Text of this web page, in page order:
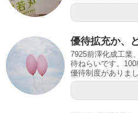
優待拡充か、
7925前澤化成工業
待ねらいです。
優待制度がありま